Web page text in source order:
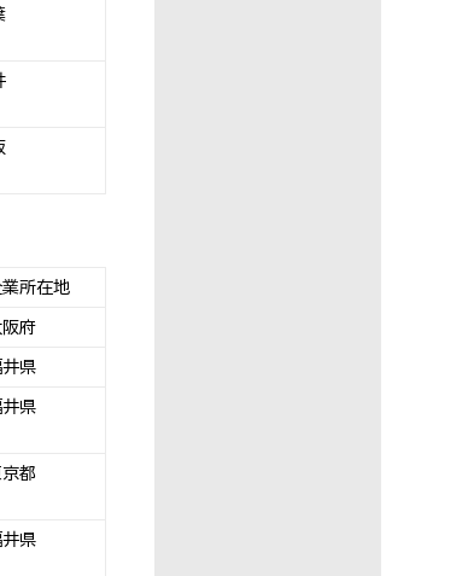
所在地
阪府
県
県
都
県